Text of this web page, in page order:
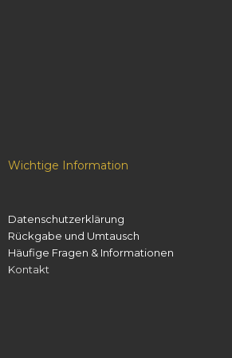
Wichtige Information
Datenschutzerklärung
Rückgabe und Umtausch
Häufige Fragen & Informationen
Kontakt